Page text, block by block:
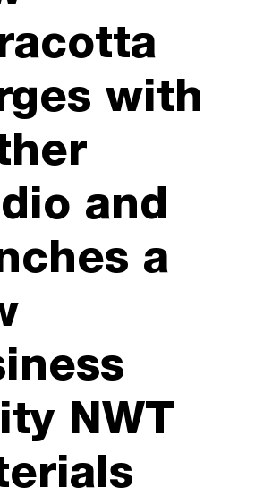
with
and
a
NWT